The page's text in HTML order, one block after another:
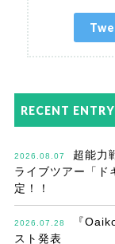
RECENT ENTRY
2026.08.07
超能力
ライブツアー「ド
定！！
2026.07.28
『
スト発表